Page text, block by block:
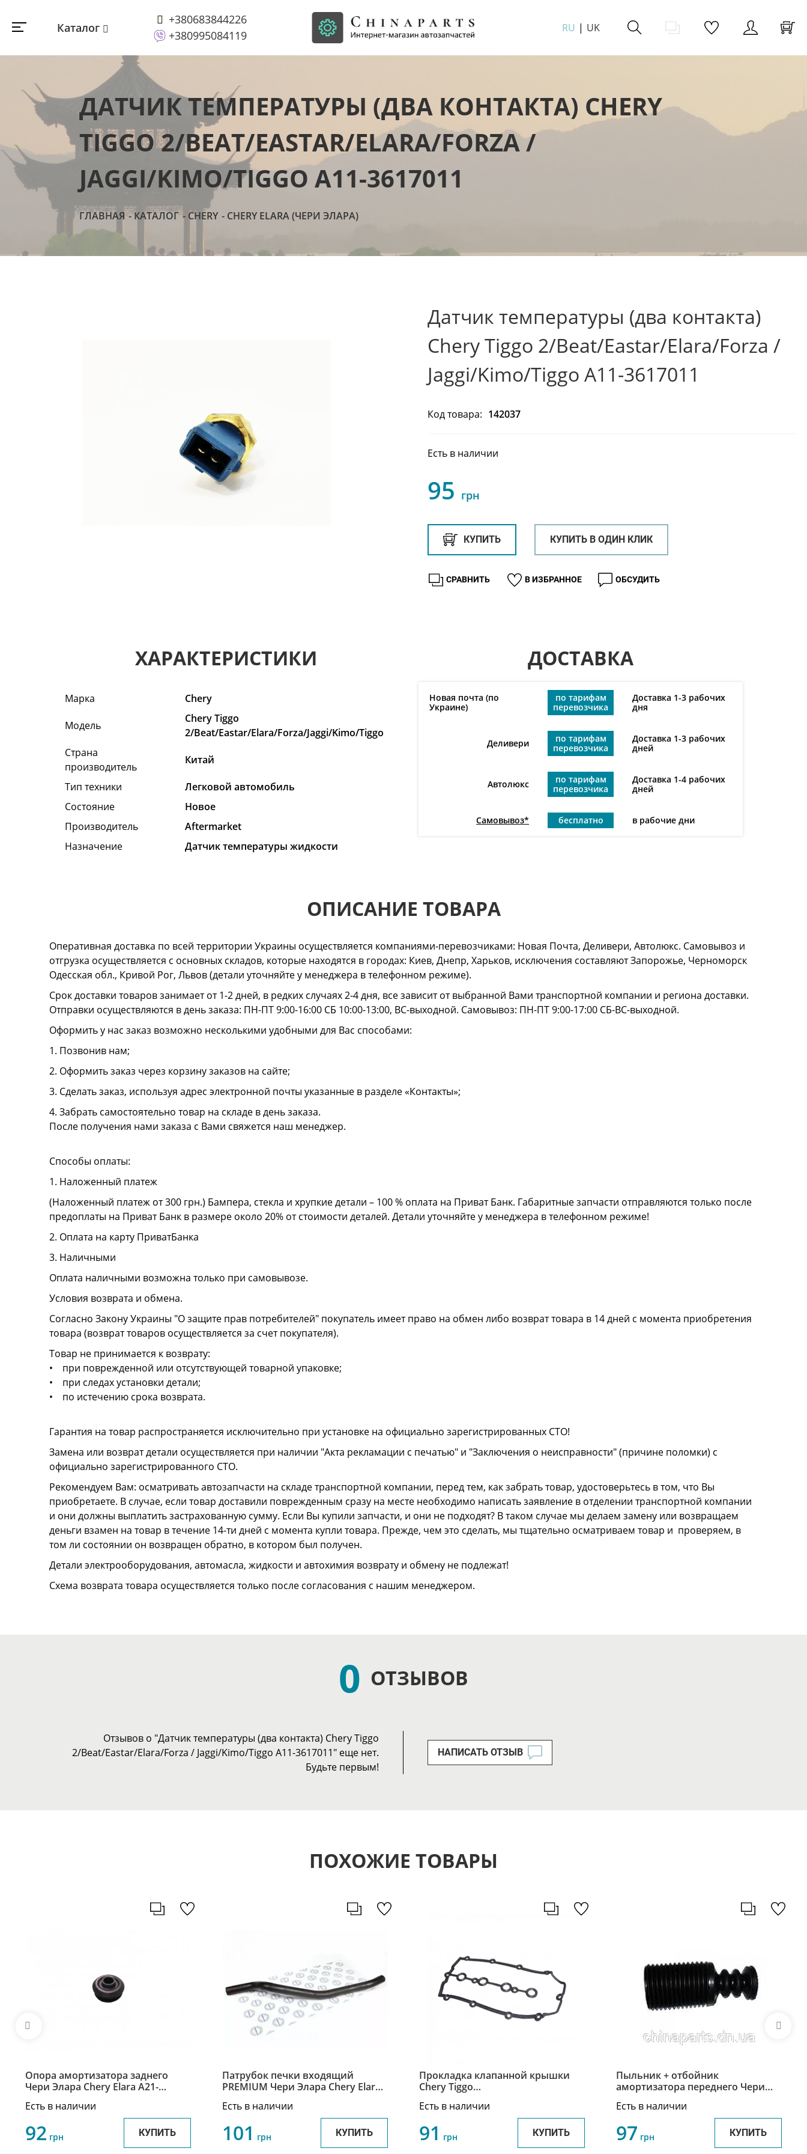
Каталог
+380683844226
+380995084119
RU UK
ДАТЧИК ТЕМПЕРАТУРЫ (ДВА КОНТАКТА) CHERY
TIGGO 2/BEAT/EASTAR/ELARA/FORZA /
JAGGI/KIMO/TIGGO A11-3617011
ГЛАВНАЯ КАТАЛОГ CHERY CHERY ELARA (ЧЕРИ ЭЛАРА)
Датчик температуры (два контакта)
Chery Tiggo 2/Beat/Eastar/Elara/Forza /
Jaggi/Kimo/Tiggo A11-3617011
Код товара: 142037
Есть в наличии
95 грн
КУПИТЬ КУПИТЬ В ОДИН КЛИК
В ИЗБРАННОЕ
СРАВНИТЬ ОБСУДИТЬ
ХАРАКТЕРИСТИКИ
Марка Chery
Модель
Chery Tiggo
2/Beat/Eastar/Elara/Forza/Jaggi/Kimo/Tiggo
Страна
производитель
Китай
Тип техники
Легковой автомобиль
Состояние
Hовое
Производитель
Aftermarket
Назначение
Датчик температуры жидкости
ДОСТАВКА
Новая почта (по
Украине)
по тарифам
перевозчика
Доставка 1-3 рабочих
дня
Деливери
по тарифам
перевозчика
Доставка 1-3 рабочих
дней
Автолюкс
по тарифам
перевозчика
Доставка 1-4 рабочих
дней
Самовывоз* бесплатно в рабочие дни
ОПИСАНИЕ ТОВАРА
Оперативная доставка по всей территории Украины осуществляется компаниями-перевозчиками: Новая Почта, Деливери, Автолюкс. Самовывоз и
отгрузка осуществляется с основных складов, которые находятся в городах: Киев, Днепр, Харьков, исключения составляют Запорожье, Черноморск
Одесская обл., Кривой Рог, Львов (детали уточняйте у менеджера в телефонном режиме).
Срок доставки товаров занимает от 1-2 дней, в редких случаях 2-4 дня, все зависит от выбранной Вами транспортной компании и региона доставки.
Отправки осуществляются в день заказа: ПН-ПТ 9:00-16:00 СБ 10:00-13:00, ВС-выходной. Самовывоз: ПН-ПТ 9:00-17:00 СБ-ВС-выходной.
Оформить у нас заказ возможно несколькими удобными для Вас способами:
1. Позвонив нам;
2. Оформить заказ через корзину заказов на сайте;
3. Сделать заказ, используя адрес электронной почты указанные в разделе «Контакты»;
4. Забрать самостоятельно товар на складе в день заказа.
После получения нами заказа с Вами свяжется наш менеджер.
Способы оплаты:
1. Наложенный платеж
(Наложенный платеж от 300 грн.) Бампера, стекла и хрупкие детали – 100 % оплата на Приват Банк. Габаритные запчасти отправляются только после
предоплаты на Приват Банк в размере около 20% от стоимости деталей. Детали уточняйте у менеджера в телефонном режиме!
2. Оплата на карту ПриватБанка
3. Наличными
Оплата наличными возможна только при самовывозе.
Условия возврата и обмена.
Согласно Закону Украины "О защите прав потребителей" покупатель имеет право на обмен либо возврат товара в 14 дней с момента приобретения
товара (возврат товаров осуществляется за счет покупателя).
Товар не принимается к возврату:
• при поврежденной или отсутствующей товарной упаковке;
• при следах установки детали;
• по истечению срока возврата.
Гарантия на товар распространяется исключительно при установке на официально зарегистрированных СТО!
Замена или возврат детали осуществляется при наличии "Акта рекламации с печатью" и "Заключения о неисправности" (причине поломки) с
официально зарегистрированного СТО.
Рекомендуем Вам: осматривать автозапчасти на складе транспортной компании, перед тем, как забрать товар, удостоверьтесь в том, что Вы
приобретаете. В случае, если товар доставили поврежденным сразу на месте необходимо написать заявление в отделении транспортной компании
и они должны выплатить застрахованную сумму. Если Вы купили запчасти, и они не подходят? В таком случае мы делаем замену или возвращаем
деньги взамен на товар в течение 14-ти дней с момента купли товара. Прежде, чем это сделать, мы тщательно осматриваем товар и проверяем, в
том ли состоянии он возвращен обратно, в котором был получен.
Детали электрооборудования, автомасла, жидкости и автохимия возврату и обмену не подлежат!
Схема возврата товара осуществляется только после согласования с нашим менеджером.
0 ОТЗЫВОВ
Отзывов о "Датчик температуры (два контакта) Chery Tiggo
2/Beat/Eastar/Elara/Forza / Jaggi/Kimo/Tiggo A11-3617011" еще нет.
Будьте первым!
НАПИСАТЬ ОТЗЫВ
ПОХОЖИЕ ТОВАРЫ
Опора амортизатора заднего
Чери Элара Chery Elara A21-
Есть в наличии
92 грн КУПИТЬ
Патрубок печки входящий
PREMIUM Чери Элара Chery Elara
Есть в наличии
101 грн КУПИТЬ
Прокладка клапанной крышки
Chery Tiggo
Элара/Тигго/Тигго 5/М11/Истар
Есть в наличии
91 грн КУПИТЬ
Пыльник + отбойник
амортизатора переднего Чери
Есть в наличии
97 грн КУПИТЬ